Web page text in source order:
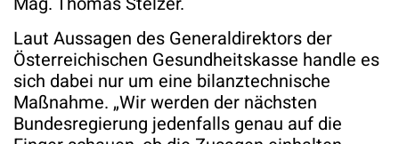
Laut Aussagen des Generaldirektors der
Österreichischen Gesundheitskasse handle es
sich dabei nur um eine bilanztechnische
Maßnahme. „Wir werden der nächsten
Bundesregierung jedenfalls genau auf die